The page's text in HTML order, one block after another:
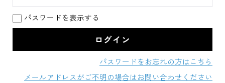
パスワードを表示する
パスワードをお忘れの方はこちら
メールアドレスがご不明の場合はお問い合わせください